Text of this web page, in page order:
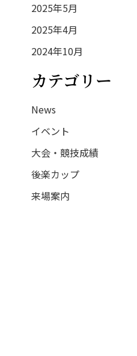
2025年5月
2025年4月
2024年10月
カテゴリー
News
イベント
大会・競技成績
後楽カップ
来場案内